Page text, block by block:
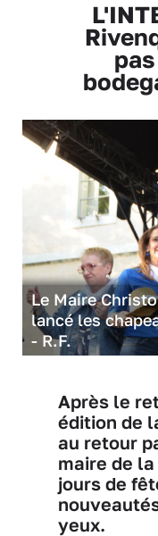
Le Maire
lancé les
- R.F.
Après le
édition de
au retour
maire de
jours de
yeux.